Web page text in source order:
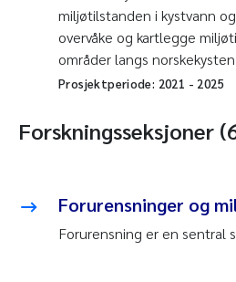
miljøtilstanden i kystvann
overvåke og kartlegge
områder langs
Prosjektperiode: 2021 - 2025
Forskningsseksjoner
Forurensninger og
Forurensning er en sentral